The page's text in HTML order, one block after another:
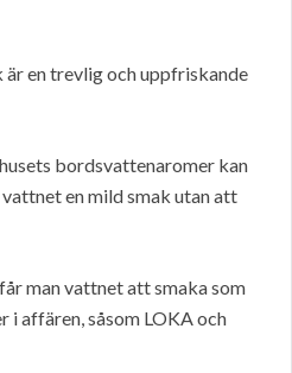
en trevlig och uppfriskande
bordsvattenaromer kan
en mild smak utan att
man vattnet att smaka som
i affären, såsom LOKA och